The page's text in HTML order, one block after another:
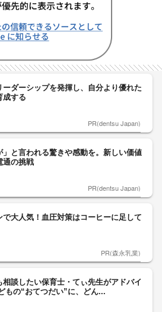
ーダーシップを発揮し、自分より優れた
成する
PR(dentsu Japan)
」と言われる驚きや感動を。新しい価値
通の挑戦
PR(dentsu Japan)
で大人気！血圧対策はコーヒーに足して
PR(森永乳業)
相談したい保育士・てぃ先生がアドバイ
もの“おてつだい”に、どん...